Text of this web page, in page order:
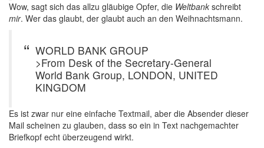
Wow, sagt sich das allzu gläubige Opfer, die Weltbank schreibt
mir. Wer das glaubt, der glaubt auch an den Weihnachtsmann.
WORLD BANK GROUP
>From Desk of the Secretary-General
World Bank Group, LONDON, UNITED
KINGDOM
Es ist zwar nur eine einfache Textmail, aber die Absender dieser
Mail scheinen zu glauben, dass so ein in Text nachgemachter
Briefkopf echt überzeugend wirkt.